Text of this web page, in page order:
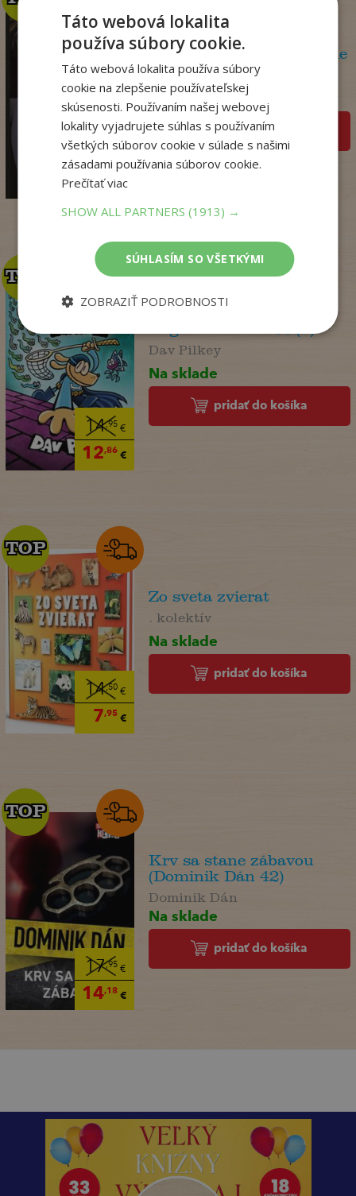
14
4,95€
Olej a mramor, 2. vydanie
Storeyová Stephanie
Na sklade
pridať do košíka
14,95€
12,86€
TOP
TOP
Dav Pilkey
Na sklade
pridať do košíka
14,50€
7,95€
TOP
TOP
Zo sveta zvierat
. kolektív
Na sklade
pridať do košíka
17,95€
14,18€
TOP
TOP
Krv sa stane zábavou
(Dominik Dán 42)
Dominik Dán
Na sklade
pridať do košíka
Táto webová lokalita
používa súbory cookie.
Táto webová lokalita používa súbory
cookie na zlepšenie používateľskej
skúsenosti. Používaním našej webovej
lokality vyjadrujete súhlas s používaním
všetkých súborov cookie v súlade s našimi
zásadami používania súborov cookie.
Prečítať viac
SHOW ALL PARTNERS(1913) →
SÚHLASÍM SO VŠETKÝMI
ZOBRAZIŤ PODROBNOSTI